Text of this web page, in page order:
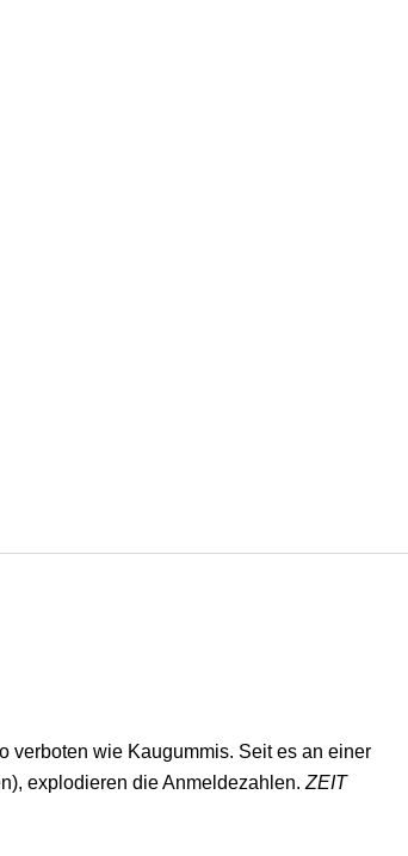
verboten wie Kaugummis. Seit es an einer
explodieren die Anmeldezahlen. ZEIT